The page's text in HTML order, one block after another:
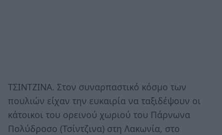
ΤΣΙΝΤΖΙΝΑ. Στον συναρπαστικό κόσμο των
πουλιών είχαν την ευκαιρία να ταξιδέψουν οι
κάτοικοι του ορεινού χωριού του Πάρνωνα
Πολύδροσο (Τσίντζινα) στη Λακωνία, στο